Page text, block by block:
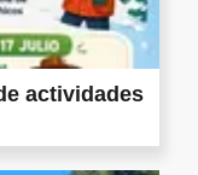
actividades